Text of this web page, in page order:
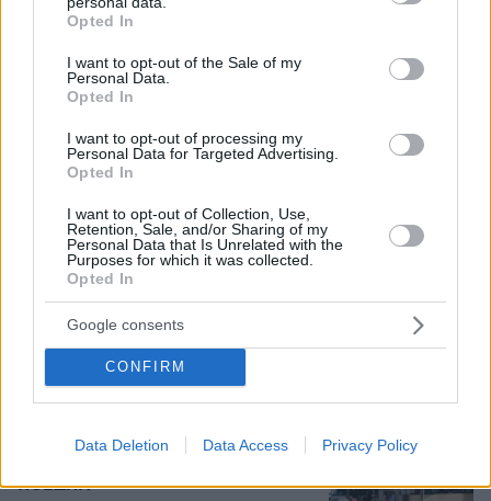
grant or deny consent to Google and its third-party tags to
use your data for below specified purposes in below Google
consent section.
Opted In
I want to opt-out of the Sale of my
Personal Data.
Opted In
I want to opt-out of processing my
Personal Data for Targeted Advertising.
Opted In
I want to opt-out of Collection, Use,
Retention, Sale, and/or Sharing of my
Personal Data that Is Unrelated with the
Purposes for which it was collected.
Opted In
Google consents
CONFIRM
Data Deletion Data Access Privacy Policy
Βασιλική κηδεία προβλέπεται για τον πρίγκιπα
Άντριου όταν πεθάνει παρά την αποκαθήλωσή
του, αντιδράσεις για το «μυστικό σχέδιο»
09.08.2026, 08:01
Ασθενής ξυλοκόπησε νοσηλεύτρια
την άρπαξε από τα μαλλιά και τη
ΠΟΕΔΗΝ